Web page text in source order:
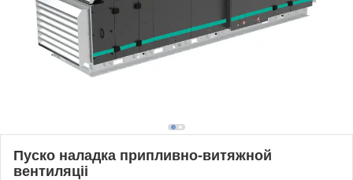
Пуско наладка припливно-витяжной
вентиляціі